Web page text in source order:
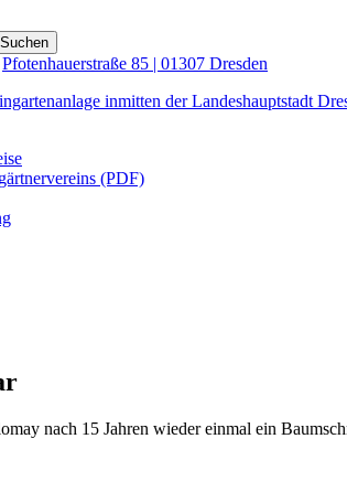
Pfotenhauerstraße 85 | 01307 Dresden
inmitten der Landeshauptstadt
(PDF)
nach 15 Jahren wieder einmal ein